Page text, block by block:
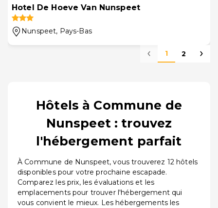
Hotel De Hoeve Van Nunspeet
Nunspeet, Pays-Bas
1 2
Hôtels à Commune de
Nunspeet : trouvez
l'hébergement parfait
À Commune de Nunspeet, vous trouverez 12 hôtels
disponibles pour votre prochaine escapade.
Comparez les prix, les évaluations et les
emplacements pour trouver l'hébergement qui
vous convient le mieux. Les hébergements les